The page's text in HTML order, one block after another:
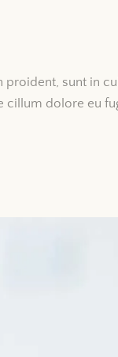
proident, sunt in
cillum dolore eu